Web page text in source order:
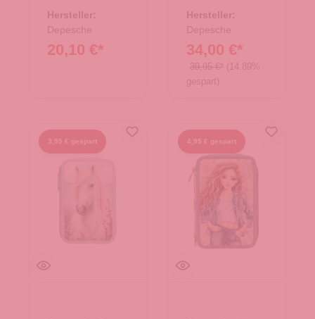
Hersteller:
Depesche
20,10 €*
Hersteller:
Depesche
34,00 €*
39,95 €* (14.89%
gespart)
3,95 € gespart 4,95 € gespart